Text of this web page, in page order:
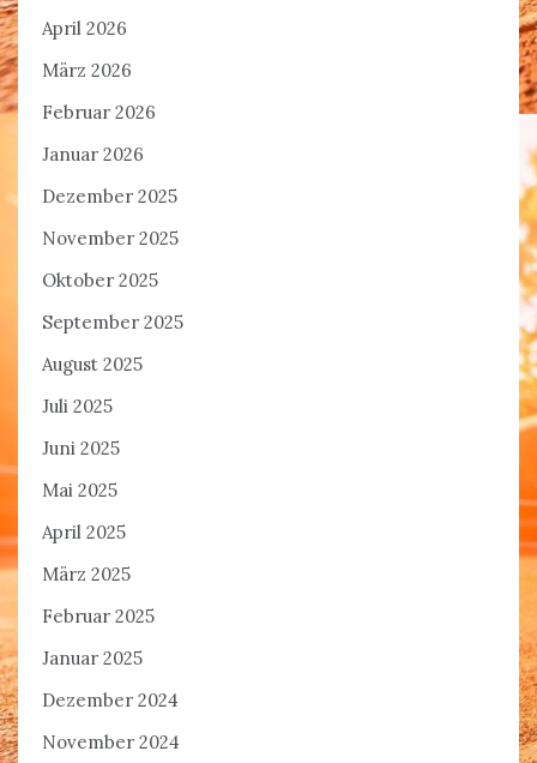
April 2026
März 2026
Februar 2026
Januar 2026
Dezember 2025
November 2025
Oktober 2025
September 2025
August 2025
Juli 2025
Juni 2025
Mai 2025
April 2025
März 2025
Februar 2025
Januar 2025
Dezember 2024
November 2024